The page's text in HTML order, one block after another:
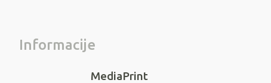
Informacije
MediaPrint